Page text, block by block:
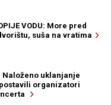
VODU: More pred
suša na vratima
Naloženo uklanjanje
organizatori